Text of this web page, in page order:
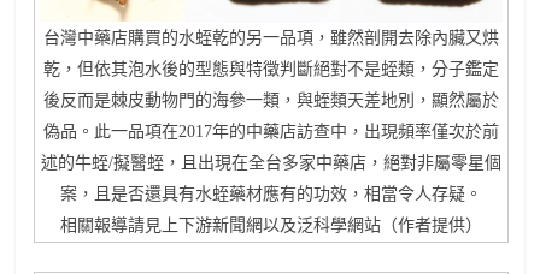
台灣中藥店購買的水蛭乾的另一品項，雖然剖開去除內臟又烘
乾，但依其泡水後的型態與特徵判斷絕對不是蛭類，分子鑑定
後反而是棘皮動物門的海參一類，與蛭類天差地別，顯然屬於
偽品。此一品項在2017年的中藥店訪查中，出現頻率僅次於前
述的牛蛭/擬醫蛭，且出現在全台多家中藥店，絕對非屬零星個
案，且是否還具有水蛭藥材應有的功效，相當令人存疑。
相關報導請見上下游新聞網以及泛科學網站（作者提供）